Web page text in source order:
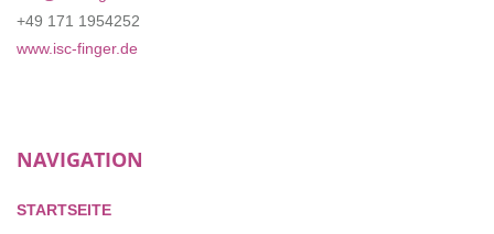
+49 171 1954252
www.isc-finger.de
NAVIGATION
STARTSEITE